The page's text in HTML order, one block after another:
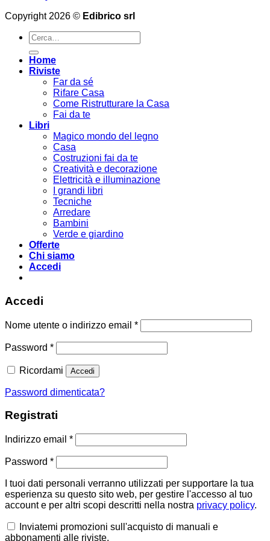
Copyright 2026 © Edibrico srl
Cerca:
Home
Riviste
Far da sé
Rifare Casa
Come Ristrutturare la Casa
Fai da te
Libri
Magico mondo del legno
Casa
Costruzioni fai da te
Creatività e decorazione
Elettricità e illuminazione
I grandi libri
Tecniche
Arredare
Bambini
Verde e giardino
Offerte
Chi siamo
Accedi
Accedi
Nome utente o indirizzo email *Richiesto
Password *Richiesto
Ricordami Accedi
Password dimenticata?
Registrati
Indirizzo email *Richiesto
Password *Richiesto
I tuoi dati personali verranno utilizzati per supportare la tua
esperienza su questo sito web, per gestire l'accesso al tuo
account e per altri scopi descritti nella nostra privacy policy.
Inviatemi promozioni sull'acquisto di manuali e
abbonamenti alle riviste.